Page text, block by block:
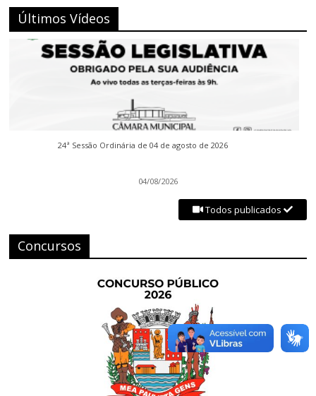
Últimos Vídeos
24ª Sessão Ordinária de 04 de agosto de 2026
04/08/2026
Todos publicados
Concursos